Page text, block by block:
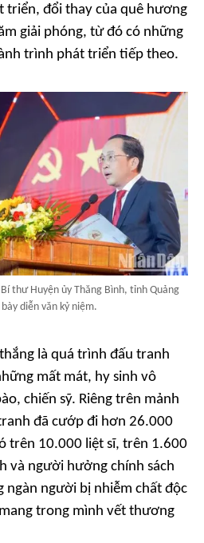
triển, đổi thay của quê hương
giải phóng, từ đó có những
trình phát triển tiếp theo.
thư Huyện ủy Thăng Bình, tỉnh Quảng
diễn văn kỷ niệm.
là quá trình đấu tranh
mất mát, hy sinh vô
chiến sỹ. Riêng trên mảnh
đã cướp đi hơn 26.000
trên 10.000 liệt sĩ, trên 1.600
và người hưởng chính sách
ngàn người bị nhiễm chất độc
trong mình vết thương